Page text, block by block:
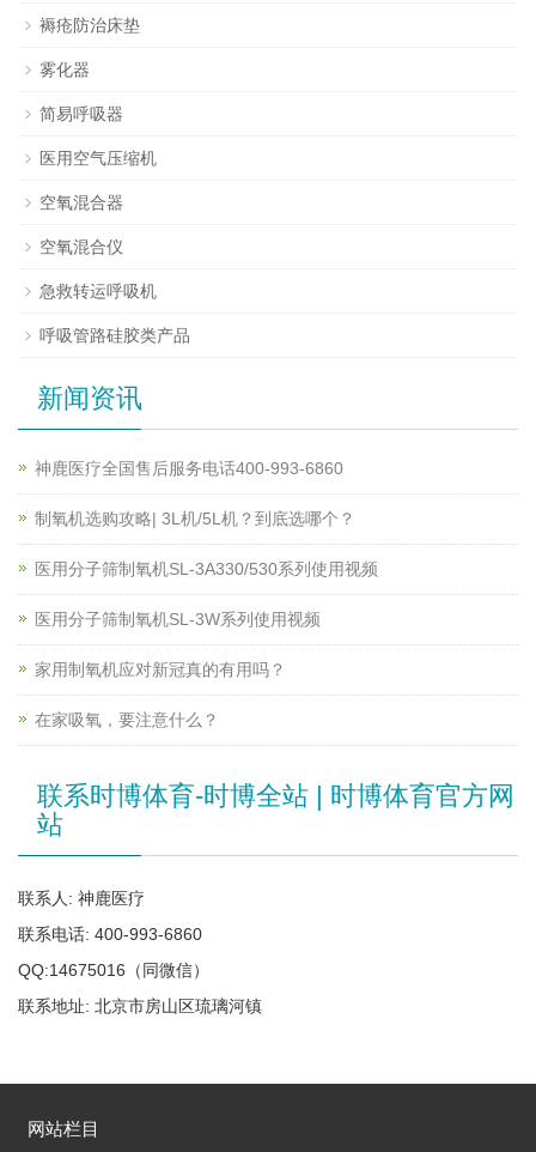
褥疮防治床垫
雾化器
简易呼吸器
医用空气压缩机
空氧混合器
空氧混合仪
急救转运呼吸机
呼吸管路硅胶类产品
新闻资讯
神鹿医疗全国售后服务电话400-993-6860
制氧机选购攻略| 3L机/5L机？到底选哪个？
医用分子筛制氧机SL-3A330/530系列使用视频
医用分子筛制氧机SL-3W系列使用视频
家用制氧机应对新冠真的有用吗？
在家吸氧，要注意什么？
联系时博体育-时博全站 | 时博体育官方网
站
联系人: 神鹿医疗
联系电话: 400-993-6860
QQ:14675016（同微信）
联系地址: 北京市房山区琉璃河镇
网站栏目